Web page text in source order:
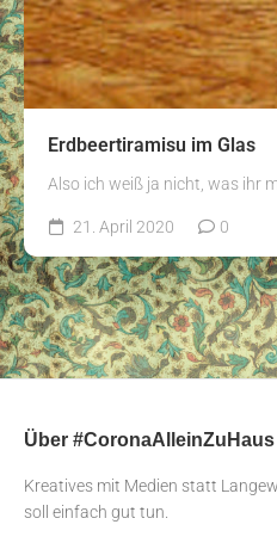
Erdbeertiramisu im Glas
Also ich weiß ja nicht, was ihr
21. April 2020 0
Über #CoronaAlleinZuHaus
Kreatives mit Medien statt
soll einfach gut tun.